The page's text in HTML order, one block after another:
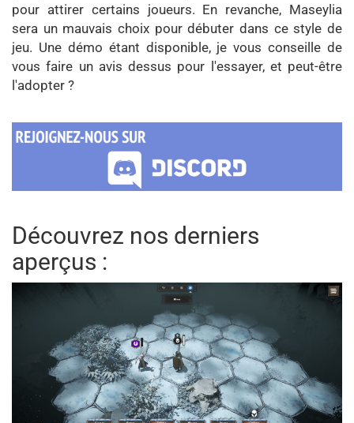
pour attirer certains joueurs. En revanche, Maseylia
sera un mauvais choix pour débuter dans ce style de
jeu. Une démo étant disponible, je vous conseille de
vous faire un avis dessus pour l'essayer, et peut-être
l'adopter ?
Découvrez nos derniers
aperçus :